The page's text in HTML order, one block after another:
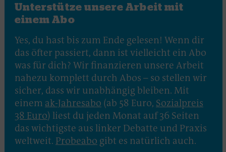
Unterstütze unsere Arbeit mit
einem Abo
Yes, du hast bis zum Ende gelesen! Wenn dir
das öfter passiert, dann ist vielleicht ein Abo
was für dich? Wir finanzieren unsere Arbeit
nahezu komplett durch Abos – so stellen wir
sicher, dass wir unabhängig bleiben. Mit
einem ak-Jahresabo (ab 58 Euro, Sozialpreis
38 Euro) liest du jeden Monat auf 36 Seiten
das wichtigste aus linker Debatte und Praxis
weltweit. Probeabo gibt es natürlich auch.